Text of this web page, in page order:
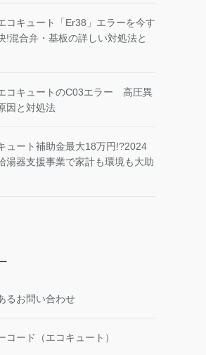
コキュート「Er38」エラーを今す
!混合弁・基板の詳しい対処法と
コキュートのC03エラー 高圧異
因と対処法
ュート補助金最大18万円!?2024
湯器支援事業で家計も環境も大助
るお問い合わせ
コード（エコキュート）